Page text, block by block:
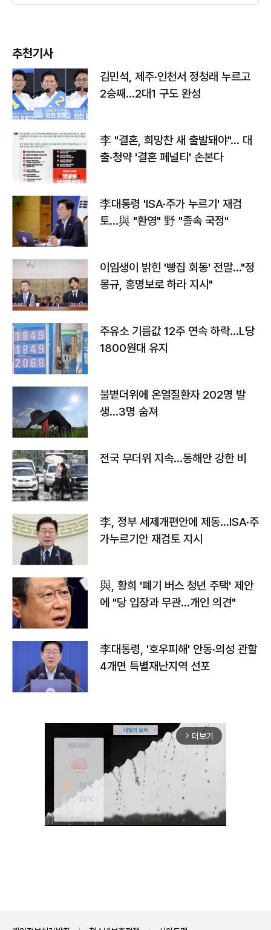
추천기사
김민석, 제주·인천서 정청래 누르고
2승째…2대1 구도 완성
李 "결혼, 희망찬 새 출발돼야"… 대
출·청약 '결혼 페널티' 손본다
李대통령 'ISA·주가 누르기' 재검
토…與 "환영" 野 "졸속 국정"
이임생이 밝힌 '빵집 회동' 전말…"정
몽규, 홍명보로 하라 지시"
주유소 기름값 12주 연속 하락…L당
1800원대 유지
불볕더위에 온열질환자 202명 발
생…3명 숨져
전국 무더위 지속…동해안 강한 비
李, 정부 세제개편안에 제동…ISA·주
가누르기안 재검토 지시
與, 황희 '폐기 버스 청년 주택' 제안
에 "당 입장과 무관…개인 의견"
李대통령, '호우피해' 안동·의성 관할
4개면 특별재난지역 선포
arrow_forward_ios 더보기